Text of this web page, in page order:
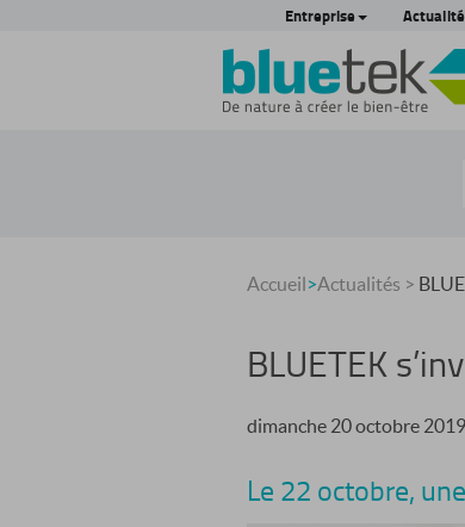
Entreprise
Accueil>Actualités >
BLUETEK
dimanche 20 octobre 2019
Le 22 octobre,